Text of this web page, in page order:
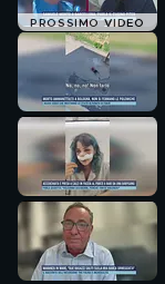
PROSSIMO VIDEO